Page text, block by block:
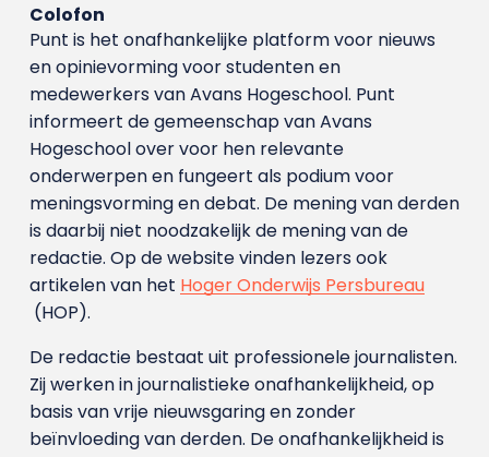
Colofon
Punt is het onafhankelijke platform voor nieuws
en opinievorming voor studenten en
medewerkers van Avans Hoge­school. Punt
informeert de gemeenschap van Avans
Hogeschool over voor hen relevante
onderwerpen en fungeert als podium voor
meningsvorming en debat. De mening van derden
is daarbij niet noodzakelijk de mening van de
redactie. Op de website vinden lezers ook
artikelen van het Hoger Onderwijs Persbureau
(HOP).
De redactie bestaat uit professionele journalisten.
Zij werken in journalistieke onafhankelijkheid, op
basis van vrije nieuwsgaring en zonder
beïnvloeding van derden. De onafhankelijkheid is